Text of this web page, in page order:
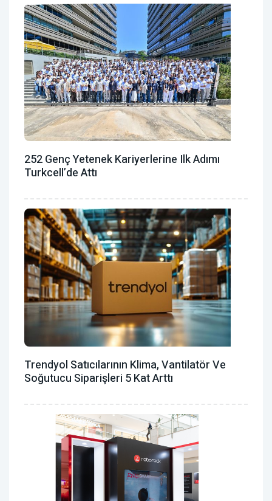
252 Genç Yetenek Kariyerlerine Ilk Adımı
Turkcell’de Attı
Trendyol Satıcılarının Klima, Vantilatör ‎ve
Soğutucu Siparişleri 5 Kat Arttı